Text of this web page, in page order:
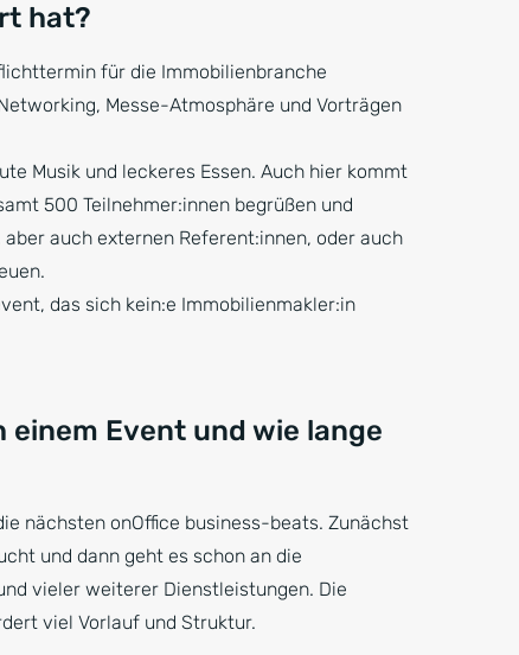
hat?
für die Immobilienbranche
Messe-Atmosphäre und Vorträgen
Musik und leckeres Essen. Auch hier kommt
500 Teilnehmer:innen begrüßen und
auch externen Referent:innen, oder auch
das sich kein:e Immobilienmakler:in
einem Event und wie lange
nächsten onOffice business-beats. Zunächst
und dann geht es schon an die
vieler weiterer Dienstleistungen. Die
viel Vorlauf und Struktur.